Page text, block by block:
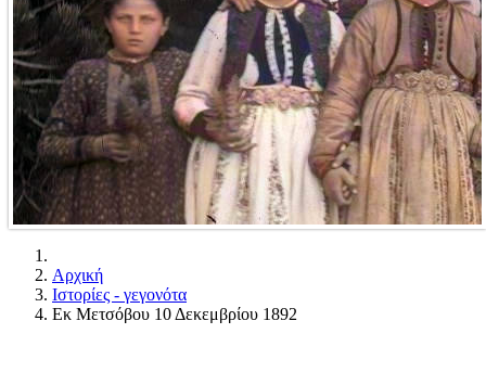
Αρχική
Ιστορίες - γεγονότα
Εκ Μετσόβου 10 Δεκεμβρίου 1892